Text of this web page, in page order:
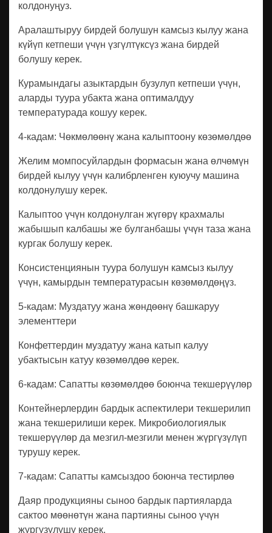
колдонуңуз.
Аралаштыруу бирдей болушун камсыз кылуу жана
күйүп кетпеши үчүн үзгүлтүксүз жана бирдей
болушу керек.
Курамындагы азыктардын бузулуп кетпеши үчүн,
аларды туура убакта жана оптималдуу
температурада кошуу керек.
4-кадам: Чөкмөлөөнү жана калыптоону көзөмөлдөө
Желим момпосуйлардын формасын жана өлчөмүн
бирдей кылуу үчүн калибрленген куюучу машина
колдонулушу керек.
Калыптоо үчүн колдонулган жүгөрү крахмалы
жабышып калбашы же булганбашы үчүн таза жана
кургак болушу керек.
Консистенциянын туура болушун камсыз кылуу
үчүн, камырдын температурасын көзөмөлдөңүз.
5-кадам: Муздатуу жана жөндөөнү башкаруу
элементтери
Конфеттердин муздатуу жана катып калуу
убактысын катуу көзөмөлдөө керек.
6-кадам: Сапатты көзөмөлдөө боюнча текшерүүлөр
Контейнерлердин бардык аспектилери текшерилип
жана текшерилиши керек. Микробиологиялык
текшерүүлөр да мезгил-мезгили менен жүргүзүлүп
турушу керек.
7-кадам: Сапатты камсыздоо боюнча тестирлөө
Даяр продукцияны сыноо бардык партияларда
сактоо мөөнөтүн жана партияны сыноо үчүн
жүргүзүлүшү керек.